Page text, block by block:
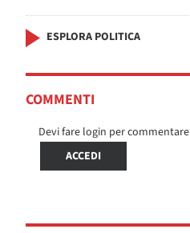
ESPLORA POLITICA
COMMENTI
Devi fare login per commentare
ACCEDI